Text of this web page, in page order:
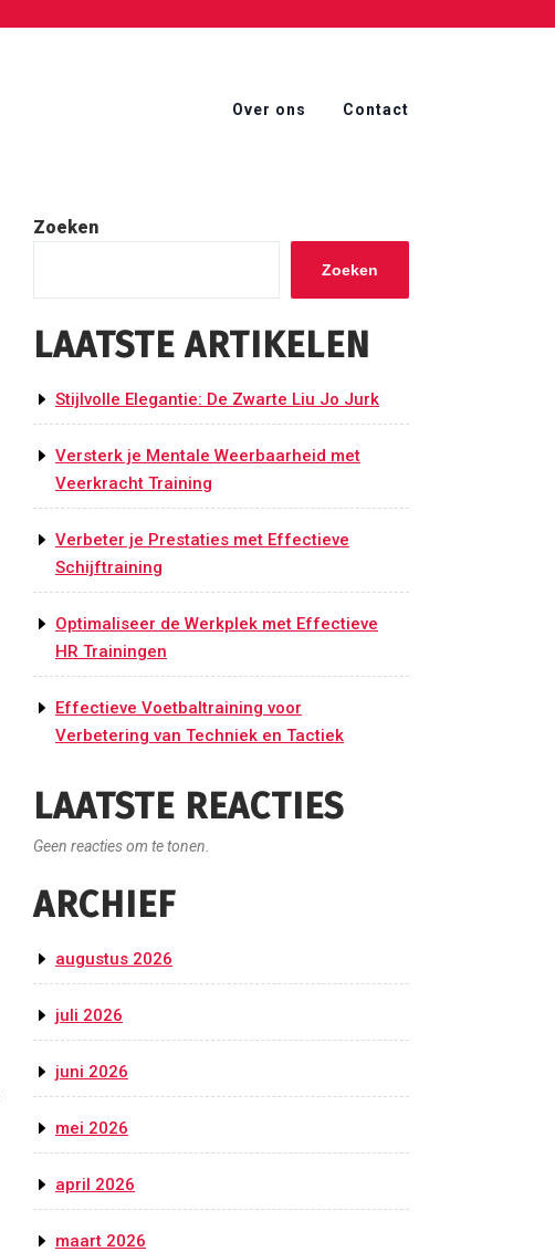
Over ons Contact
Zoeken
Zoeken
LAATSTE ARTIKELEN
Stijlvolle Elegantie: De Zwarte Liu Jo Jurk
Versterk je Mentale Weerbaarheid met
Veerkracht Training
Verbeter je Prestaties met Effectieve
Schijftraining
Optimaliseer de Werkplek met Effectieve
HR Trainingen
Effectieve Voetbaltraining voor
Verbetering van Techniek en Tactiek
LAATSTE REACTIES
Geen reacties om te tonen.
ARCHIEF
augustus 2026
juli 2026
juni 2026
mei 2026
april 2026
maart 2026